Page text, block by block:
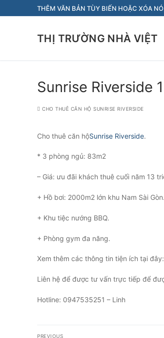
đến
THÊM VĂN BẢN TÙY BIẾN HOẶC XÓA NÓ
THỊ TRƯỜNG NHÀ VIỆT
Sunrise Riverside
CHO THUÊ CĂN HỘ SUNRISE RIVERSIDE
Cho thuê căn hộSunrise Riverside.
* 3 phòng ngủ: 83m2
– Giá: ưu đãi khách thuê cuối năm 13
+ Hồ bơi: 2000m2 lớn khu Nam Sài Gòn.
+ Khu tiệc nướng BBQ.
+ Phòng gym đa năng.
Xem thêm các thông tin tiện ích tại đây:
Liên hệ để được tư vấn trực tiếp để
Hotline: 0947535251 – Linh
Điều
PREVIOUS